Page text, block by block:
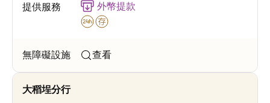
外幣提款
查看
大稻埕分行